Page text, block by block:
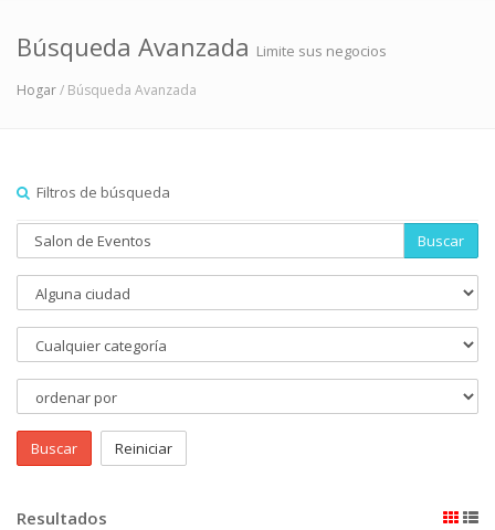
Búsqueda Avanzada Limite sus negocios
Hogar/ Búsqueda Avanzada
Filtros de búsqueda
Buscar
Buscar Reiniciar
Resultados